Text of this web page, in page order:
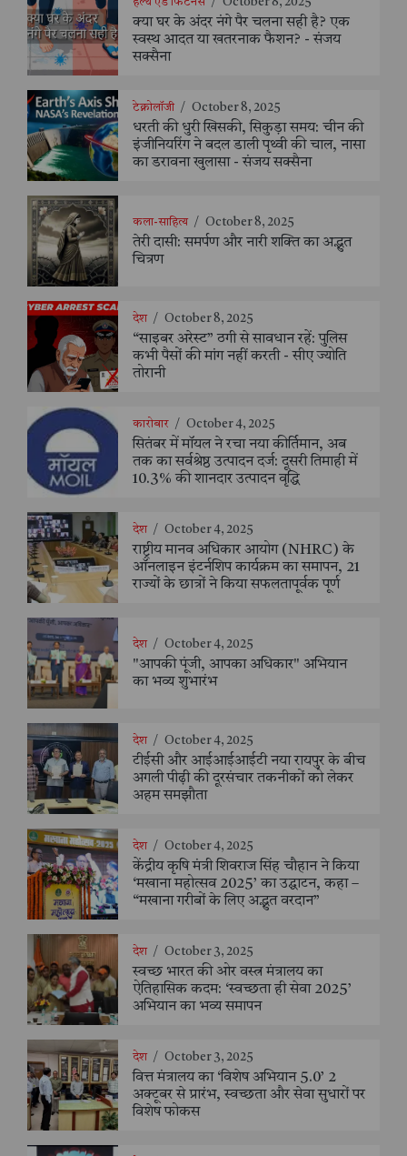
हेल्थ एंड फिटनेस / October 8, 2025
क्या घर के अंदर नंगे पैर चलना सही है? एक
स्वस्थ आदत या खतरनाक फैशन? - संजय
सक्सैना
टेक्नोलॉजी / October 8, 2025
धरती की धुरी खिसकी, सिकुड़ा समय: चीन की
इंजीनियरिंग ने बदल डाली पृथ्वी की चाल, नासा
का डरावना खुलासा - संजय सक्सैना
कला-साहित्य / October 8, 2025
तेरी दासी: समर्पण और नारी शक्ति का अद्भुत
चित्रण
देश / October 8, 2025
“साइबर अरेस्ट” ठगी से सावधान रहें: पुलिस
कभी पैसों की मांग नहीं करती - सीए ज्योति
तोरानी
कारोबार / October 4, 2025
सितंबर में मॉयल ने रचा नया कीर्तिमान, अब
तक का सर्वश्रेष्ठ उत्पादन दर्ज: दूसरी तिमाही में
10.3% की शानदार उत्पादन वृद्धि
देश / October 4, 2025
राष्ट्रीय मानव अधिकार आयोग (NHRC) के
ऑनलाइन इंटर्नशिप कार्यक्रम का समापन, 21
राज्यों के छात्रों ने किया सफलतापूर्वक पूर्ण
देश / October 4, 2025
"आपकी पूंजी, आपका अधिकार" अभियान
का भव्य शुभारंभ
देश / October 4, 2025
टीईसी और आईआईआईटी नया रायपुर के बीच
अगली पीढ़ी की दूरसंचार तकनीकों को लेकर
अहम समझौता
देश / October 4, 2025
केंद्रीय कृषि मंत्री शिवराज सिंह चौहान ने किया
‘मखाना महोत्सव 2025’ का उद्घाटन, कहा –
“मखाना गरीबों के लिए अद्भुत वरदान”
देश / October 3, 2025
स्वच्छ भारत की ओर वस्त्र मंत्रालय का
ऐतिहासिक कदम: ‘स्वच्छता ही सेवा 2025’
अभियान का भव्य समापन
देश / October 3, 2025
वित्त मंत्रालय का ‘विशेष अभियान 5.0’ 2
अक्टूबर से प्रारंभ, स्वच्छता और सेवा सुधारों पर
विशेष फोकस